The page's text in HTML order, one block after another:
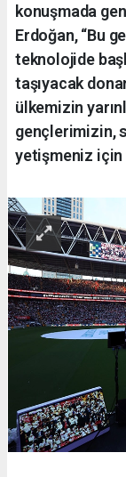
konuşmada
Erdoğan, “Bu
teknolojide
taşıyacak
ülkemizin
gençlerimizin,
yetişmeniz için